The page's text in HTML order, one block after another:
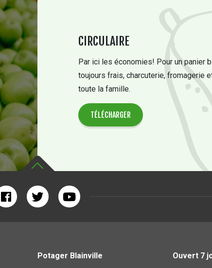
CIRCULAIRE
Par ici les économies! Pour un panier
toujours frais, charcuterie, fromagerie
toute la famille.
TÉLÉCHARGER
Potager Blainville Ouvert 7